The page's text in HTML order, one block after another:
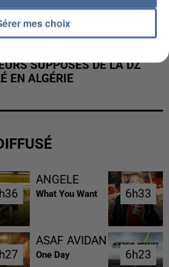
SUPPOSÉS DE LA DZ
EN ALGÉRIE
ANGELE
What You Want 6h33
6h33
ASAF AVIDAN
One Day 6h23
6h23
mes choix